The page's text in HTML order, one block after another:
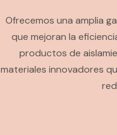
Ofrecemos una amplia
que mejoran la
productos de
materiales innovadores